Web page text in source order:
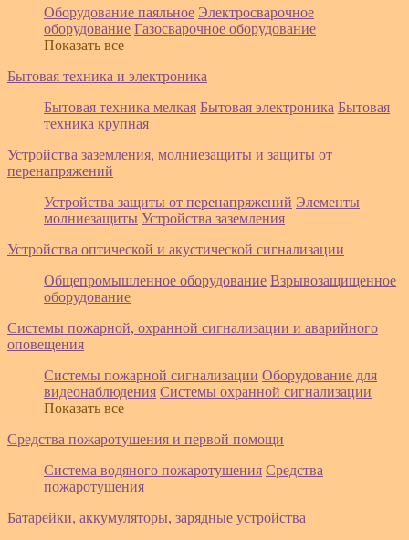
Оборудование паяльное Электросварочное
оборудование Газосварочное оборудование
Показать все
Бытовая техника и электроника
Бытовая техника мелкая Бытовая электроника Бытовая
техника крупная
Устройства заземления, молниезащиты и защиты от
перенапряжений
Устройства защиты от перенапряжений Элементы
молниезащиты Устройства заземления
Устройства оптической и акустической сигнализации
Общепромышленное оборудование Взрывозащищенное
оборудование
Системы пожарной, охранной сигнализации и аварийного
оповещения
Системы пожарной сигнализации Оборудование для
видеонаблюдения Системы охранной сигнализации
Показать все
Средства пожаротушения и первой помощи
Система водяного пожаротушения Средства
пожаротушения
Батарейки, аккумуляторы, зарядные устройства